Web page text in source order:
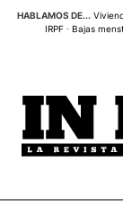
SkipHABLAMOS DE...
IRPF· Bajas